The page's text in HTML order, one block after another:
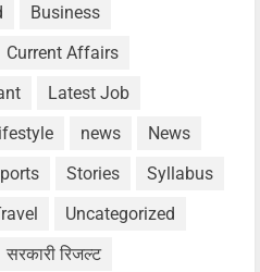
Business
Current Affairs
Latest Job
news
News
Stories
Syllabus
Uncategorized
सरकारी रिजल्ट